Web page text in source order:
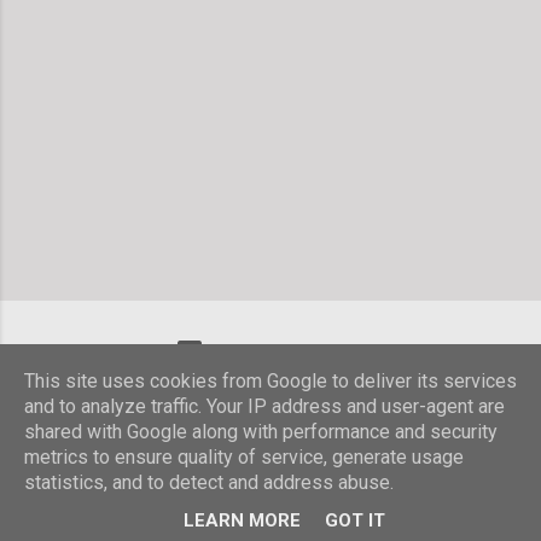
© Stefanie Hombach
This site uses cookies from Google to deliver its services
and to analyze traffic. Your IP address and user-agent are
shared with Google along with performance and security
metrics to ensure quality of service, generate usage
statistics, and to detect and address abuse.
LEARN MORE GOT IT